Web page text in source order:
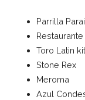
Parrilla
Toro Latin
Stone Rex
Meroma
Azul